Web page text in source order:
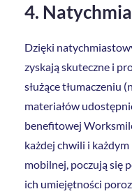
4.
Dzięki
zyskają skuteczne i
służące tłumaczeniu
materiałów
benefitowej
każdej chwili i
mobilnej, poczują się
ich umiejętności